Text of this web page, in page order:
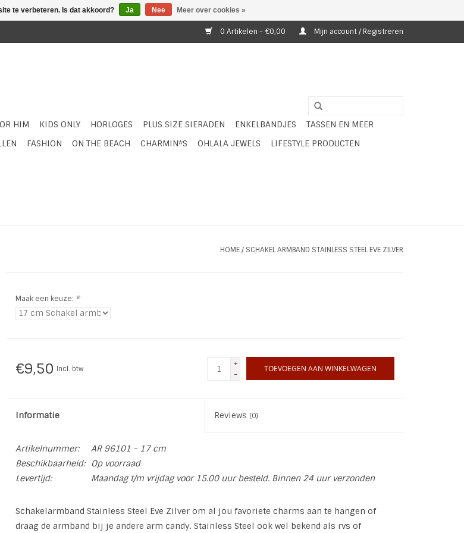
0 Artikelen - €0,00 Mijn account / Registreren
HIM KIDS ONLY HORLOGES PLUS SIZE SIERADEN ENKELBANDJES
TASSEN EN MEER
FASHION ON THE BEACH CHARMIN*S OHLALA JEWELS
LIFESTYLE PRODUCTEN
HOME/ SCHAKEL ARMBAND STAINLESS STEEL EVE ZILVER
Maak een keuze: *
€9,50 Incl. btw
+
-
TOEVOEGEN AAN WINKELWAGEN
Informatie Reviews (0)
Artikelnummer:
AR 96101 - 17 cm
Beschikbaarheid:
Op voorraad
Levertijd:
Maandag t/m vrijdag voor 15.00 uur besteld. Binnen 24 uur verzonden
Schakelarmband Stainless Steel Eve Zilver om al jou favoriete charms aan te hangen of
draag de armband bij je andere arm candy. Stainless Steel ook wel bekend als rvs of
te verbeteren. Is dat akkoord? Ja Nee Meer over cookies »